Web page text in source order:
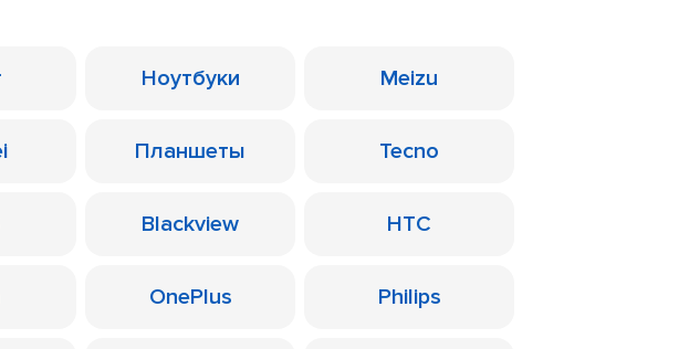
Ноутбуки Meizu
Планшеты Tecno
Blackview HTC
OnePlus Philips